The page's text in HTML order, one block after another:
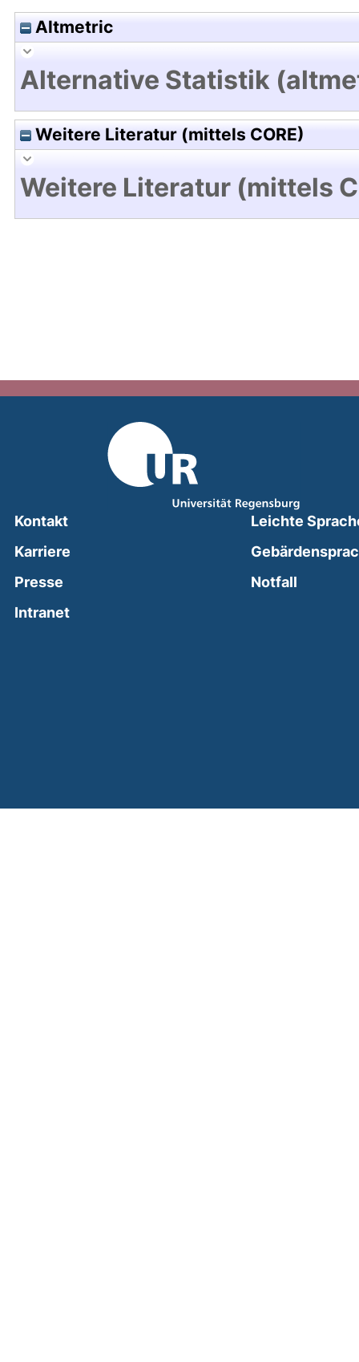
Altmetric
Alternative Statistik
Weitere Literatur (mittels CORE)
Weitere Literatur (mittels
Kontakt
Karriere
Presse
Intranet(external link, opens in a new window)
Leichte
Notfall